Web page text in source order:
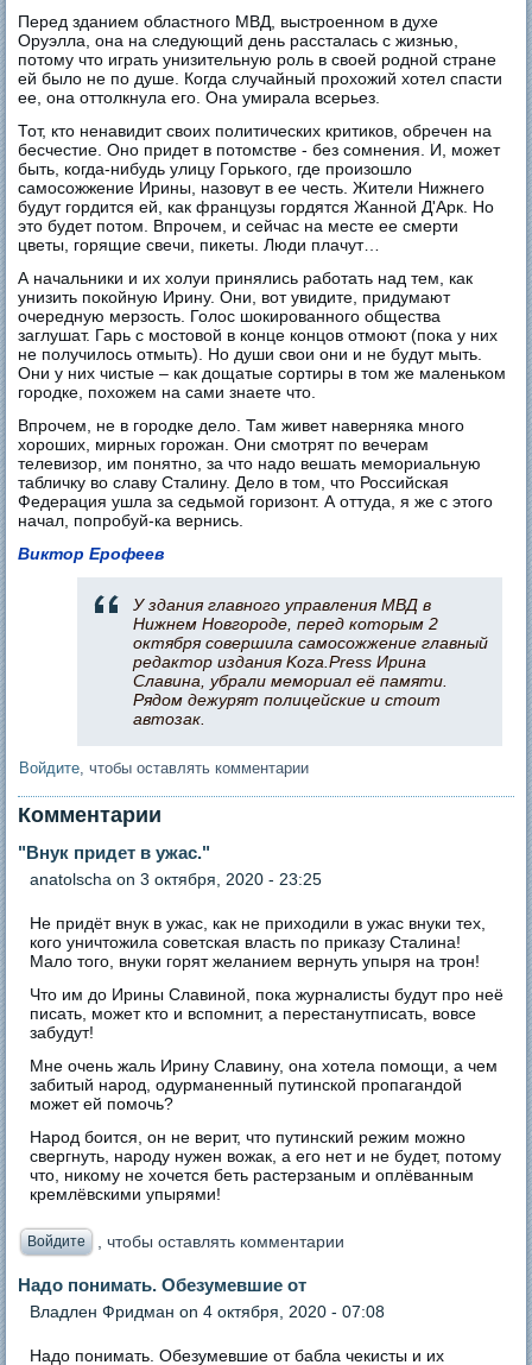
Перед зданием областного МВД, выстроенном в духе
Оруэлла, она на следующий день рассталась с жизнью,
потому что играть унизительную роль в своей родной стране
ей было не по душе. Когда случайный прохожий хотел спасти
ее, она оттолкнула его. Она умирала всерьез.
Тот, кто ненавидит своих политических критиков, обречен на
бесчестие. Оно придет в потомстве - без сомнения. И, может
быть, когда-нибудь улицу Горького, где произошло
самосожжение Ирины, назовут в ее честь. Жители Нижнего
будут гордится ей, как французы гордятся Жанной Д'Арк. Но
это будет потом. Впрочем, и сейчас на месте ее смерти
цветы, горящие свечи, пикеты. Люди плачут…
А начальники и их холуи принялись работать над тем, как
унизить покойную Ирину. Они, вот увидите, придумают
очередную мерзость. Голос шокированного общества
заглушат. Гарь с мостовой в конце концов отмоют (пока у них
не получилось отмыть). Но души свои они и не будут мыть.
Они у них чистые – как дощатые сортиры в том же маленьком
городке, похожем на сами знаете что.
Впрочем, не в городке дело. Там живет наверняка много
хороших, мирных горожан. Они смотрят по вечерам
телевизор, им понятно, за что надо вешать мемориальную
табличку во славу Сталину. Дело в том, что Российская
Федерация ушла за седьмой горизонт. А оттуда, я же с этого
начал, попробуй-ка вернись.
Виктор Ерофеев
У здания главного управления МВД в
Нижнем Новгороде, перед которым 2
октября совершила самосожжение главный
редактор издания Koza.Press Ирина
Славина, убрали мемориал её памяти.
Рядом дежурят полицейские и стоит
автозак.
Войдите, чтобы оставлять комментарии
Комментарии
"Внук придет в ужас."
anatolscha on 3 октября, 2020 - 23:25
Не придёт внук в ужас, как не приходили в ужас внуки тех,
кого уничтожила советская власть по приказу Сталина!
Мало того, внуки горят желанием вернуть упыря на трон!
Что им до Ирины Славиной, пока журналисты будут про неё
писать, может кто и вспомнит, а перестанутписать, вовсе
забудут!
Мне очень жаль Ирину Славину, она хотела помощи, а чем
забитый народ, одурманенный путинской пропагандой
может ей помочь?
Народ боится, он не верит, что путинский режим можно
свергнуть, народу нужен вожак, а его нет и не будет, потому
что, никому не хочется беть растерзаным и оплёванным
кремлёвскими упырями!
Войдите , чтобы оставлять комментарии
Надо понимать. Обезумевшие от
Владлен Фридман on 4 октября, 2020 - 07:08
Надо понимать. Обезумевшие от бабла чекисты и их